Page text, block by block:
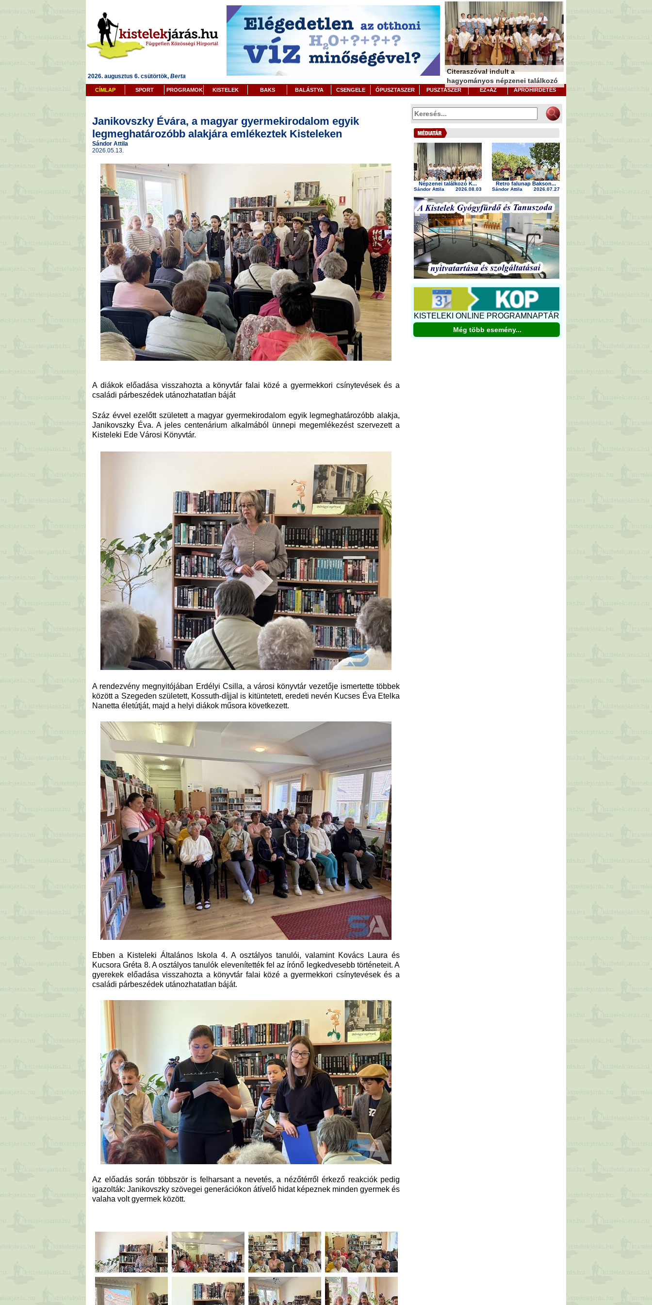
Kistelek 250 - Kisteleki Búcsú- és
Aratóünnep
Citeraszóval indult a
hagyományos népzenei találkozó
Játékosládával bővítették a
2026. augusztus 6. csütörtök, Berta
CÍMLAP SPORT PROGRAMOK KISTELEK BAKS BALÁSTYA CSENGELE ÓPUSZTASZER PUSZTASZER EZ+AZ APRÓHIRDETÉS
Népzenei találkozó K...
Sándor Attila 2026.08.03
Retro falunap Bakson...
Sándor Attila 2026.07.27
KISTELEKI ONLINE PROGRAMNAPTÁR
Még több esemény...
Janikovszky Évára, a magyar gyermekirodalom egyik
legmeghatározóbb alakjára emlékeztek Kisteleken
Sándor Attila
2026.05.13.
A diákok előadása visszahozta a könyvtár falai közé a gyermekkori csínytevések és a
családi párbeszédek utánozhatatlan báját
Száz évvel ezelőtt született a magyar gyermekirodalom egyik legmeghatározóbb alakja,
Janikovszky Éva. A jeles centenárium alkalmából ünnepi megemlékezést szervezett a
Kisteleki Ede Városi Könyvtár.
A rendezvény megnyitójában Erdélyi Csilla, a városi könyvtár vezetője ismertette többek
között a Szegeden született, Kossuth-díjjal is kitüntetett, eredeti nevén Kucses Éva Etelka
Nanetta életútját, majd a helyi diákok műsora következett.
Ebben a Kisteleki Általános Iskola 4. A osztályos tanulói, valamint Kovács Laura és
Kucsora Gréta 8. A osztályos tanulók elevenítették fel az írónő legkedvesebb történeteit. A
gyerekek előadása visszahozta a könyvtár falai közé a gyermekkori csínytevések és a
családi párbeszédek utánozhatatlan báját.
Az előadás során többször is felharsant a nevetés, a nézőtérről érkező reakciók pedig
igazolták: Janikovszky szövegei generációkon átívelő hidat képeznek minden gyermek és
valaha volt gyermek között.